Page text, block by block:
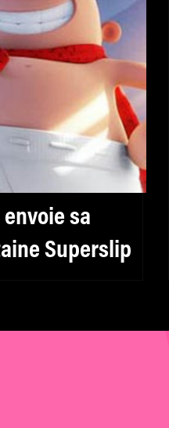
envoie sa
Superslip